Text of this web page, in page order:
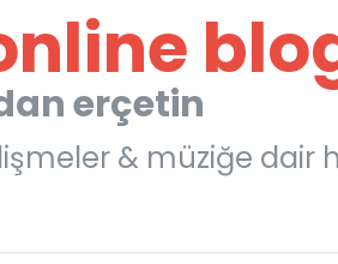
erçetin
& müziğe dair